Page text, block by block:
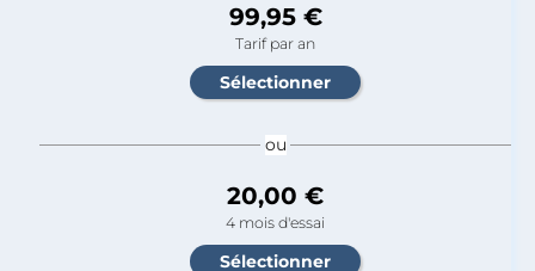
99,95 €
Tarif par an
ou
20,00 €
4 mois d'essai